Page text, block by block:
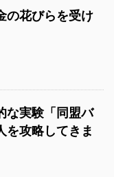
の花びらを受け
な実験「同盟バ
を攻略してきま